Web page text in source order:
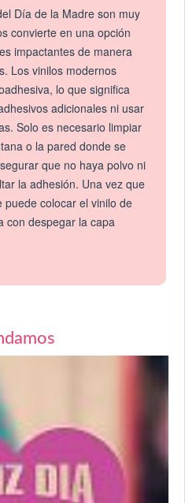
Día de la Madre son muy
convierte en una opción
impactantes de manera
Los vinilos modernos
lo que significa
adicionales ni usar
Solo es necesario limpiar
o la pared donde se
que no haya polvo ni
la adhesión. Una vez que
puede colocar el vinilo de
con despegar la capa